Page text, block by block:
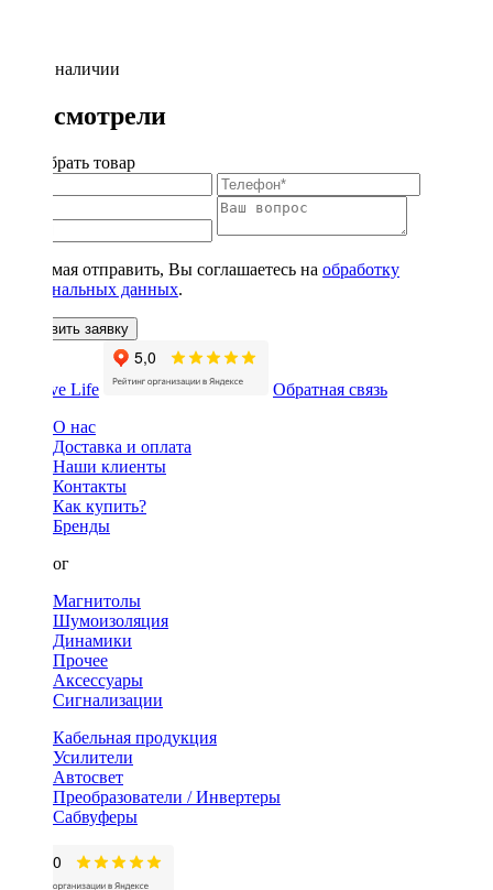
Нет в наличии
Вы смотрели
Подобрать товар
Нажимая отправить, Вы соглашаетесь на обработку
персональных данных.
Оставить заявку
Обратная связь
О нас
Доставка и оплата
Наши клиенты
Контакты
Как купить?
Бренды
Каталог
Магнитолы
Шумоизоляция
Динамики
Прочее
Аксессуары
Сигнализации
Кабельная продукция
Усилители
Автосвет
Преобразователи / Инвертеры
Сабвуферы